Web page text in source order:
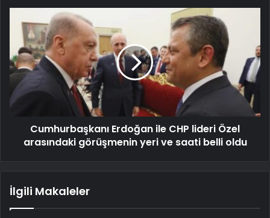
Cumhurbaşkanı Erdoğan ile CHP lideri Özel
arasındaki görüşmenin yeri ve saati belli oldu
İlgili Makaleler